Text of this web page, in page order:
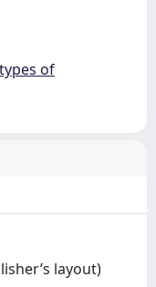
of
layout)